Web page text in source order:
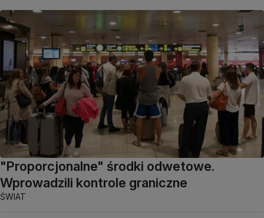
"Proporcjonalne" środki odwetowe.
Wprowadzili kontrole graniczne
ŚWIAT